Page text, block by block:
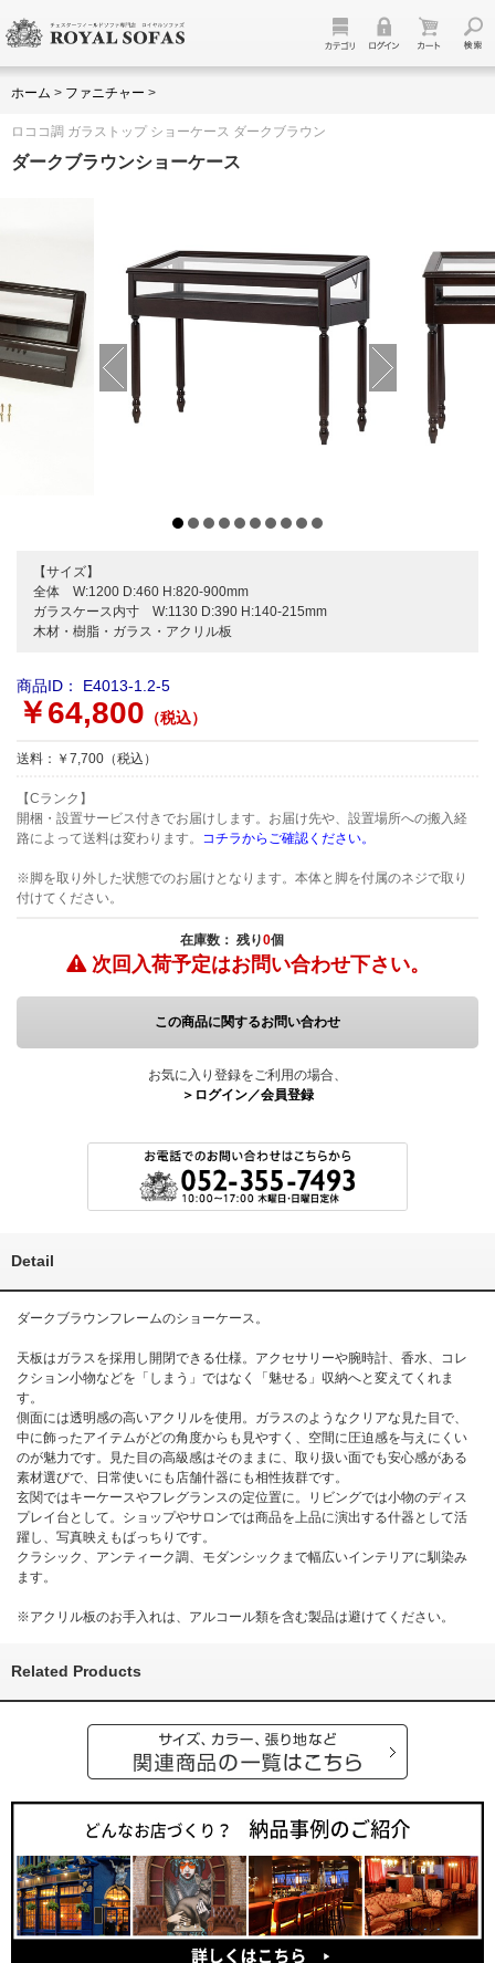
ホーム > ファニチャー >
ロココ調 ガラストップ ショーケース ダークブラウン
ダークブラウンショーケース
【サイズ】
全体 W:1200 D:460 H:820-900mm
ガラスケース内寸 W:1130 D:390 H:140-215mm
木材・樹脂・ガラス・アクリル板
商品ID： E4013-1.2-5
￥64,800 （税込）
送料：￥7,700（税込）
【Cランク】
開梱・設置サービス付きでお届けします。お届け先や、設置場所への搬入経
路によって送料は変わります。 コチラからご確認ください。
※脚を取り外した状態でのお届けとなります。本体と脚を付属のネジで取り
付けてください。
在庫数： 残り0個
次回入荷予定はお問い合わせ下さい。
この商品に関するお問い合わせ
お気に入り登録をご利用の場合、
＞ログイン／会員登録
Detail
ダークブラウンフレームのショーケース。
天板はガラスを採用し開閉できる仕様。アクセサリーや腕時計、香水、コレ
クション小物などを「しまう」ではなく「魅せる」収納へと変えてくれま
す。
側面には透明感の高いアクリルを使用。ガラスのようなクリアな見た目で、
中に飾ったアイテムがどの角度からも見やすく、空間に圧迫感を与えにくい
のが魅力です。見た目の高級感はそのままに、取り扱い面でも安心感がある
素材選びで、日常使いにも店舗什器にも相性抜群です。
玄関ではキーケースやフレグランスの定位置に。リビングでは小物のディス
プレイ台として。ショップやサロンでは商品を上品に演出する什器として活
躍し、写真映えもばっちりです。
クラシック、アンティーク調、モダンシックまで幅広いインテリアに馴染み
ます。
※アクリル板のお手入れは、アルコール類を含む製品は避けてください。
Related Products